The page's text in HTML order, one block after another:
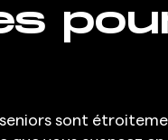
sont